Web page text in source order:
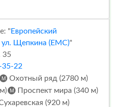
" Европейский
ул. Щепкина (ЕМС)"
35
35-22
Охотный ряд (2780 м)
Проспект мира (340 м)
(920 м)